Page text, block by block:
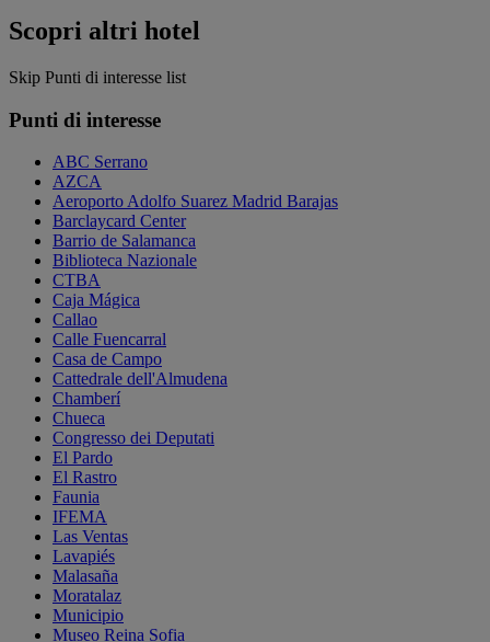
Scopri altri hotel
Skip Punti di interesse list
Punti di interesse
ABC Serrano
AZCA
Aeroporto Adolfo Suarez Madrid Barajas
Barclaycard Center
Barrio de Salamanca
Biblioteca Nazionale
CTBA
Caja Mágica
Callao
Calle Fuencarral
Casa de Campo
Cattedrale dell'Almudena
Chamberí
Chueca
Congresso dei Deputati
El Pardo
El Rastro
Faunia
IFEMA
Las Ventas
Lavapiés
Malasaña
Moratalaz
Municipio
Museo Reina Sofia